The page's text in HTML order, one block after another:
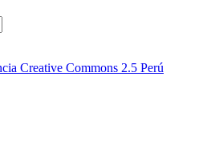
Creative Commons 2.5 Perú